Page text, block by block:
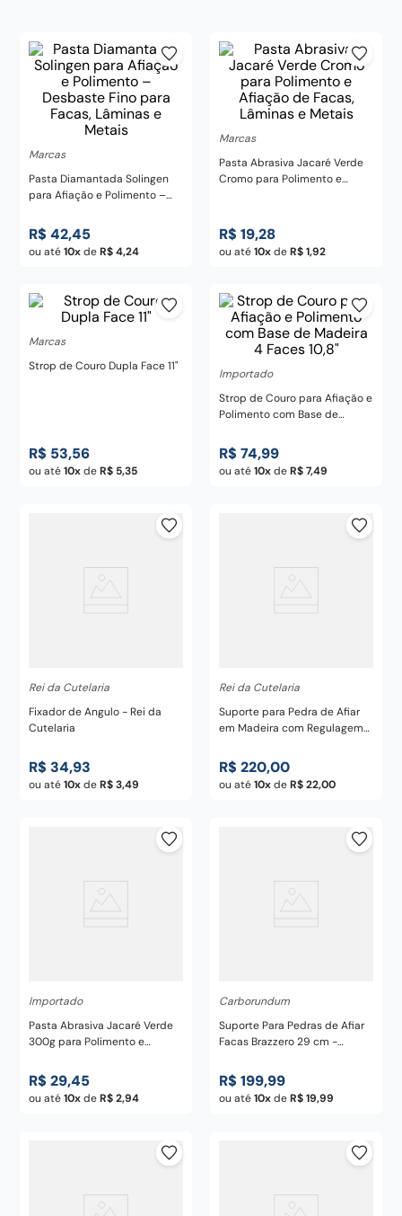
Marcas
Pasta Diamantada Solingen
para Afiação e Polimento –
Lâminas e Metais
R$ 42,45
ou até10 deR$ 4,24
Marcas
Pasta Abrasiva Jacaré Verde
Cromo para Polimento e
R$ 19,28
ou até10 deR$ 1,92
Marcas
Strop de Couro Dupla Face 11"
R$ 53,56
ou até10 deR$ 5,35
Importado
Strop de Couro para Afiação e
Polimento com Base de
R$ 74,99
ou até10 deR$ 7,49
Rei da Cutelaria
Fixador de Angulo - Rei da
Cutelaria
R$ 34,93
ou até10 deR$ 3,49
Rei da Cutelaria
Suporte para Pedra de Afiar
em Madeira com Regulagem
Cutelaria
R$ 220,00
ou até10 deR$ 22,00
Importado
Pasta Abrasiva Jacaré Verde
300g para Polimento e
Metais
R$ 29,45
ou até10 deR$ 2,94
Carborundum
Suporte Para Pedras de Afiar
Facas Brazzero 29 cm -
R$ 199,99
ou até10 deR$ 19,99
º chaira